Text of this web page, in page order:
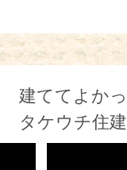
建ててよか
タケウチ住